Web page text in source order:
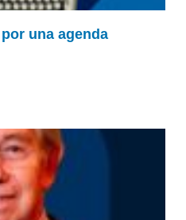
una agenda